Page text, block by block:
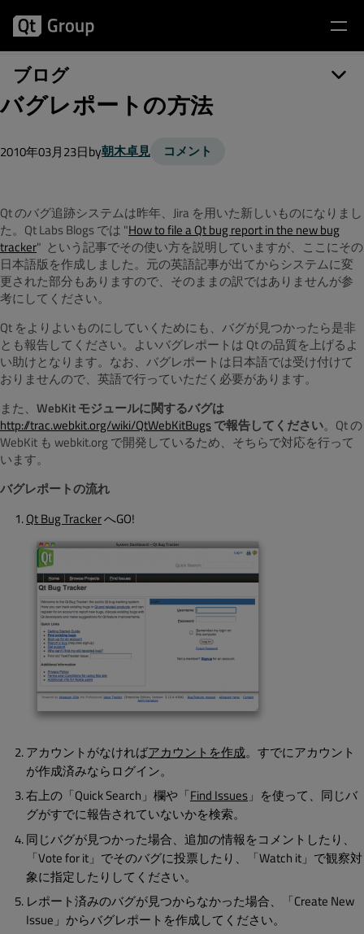
ブログ
バグレポートの方法
2010年03月23日by朝木卓見 コメント
Qt のバグ追跡システムは昨年、Jira を用いた新しいものになりまし
た。Qt Labs Blogs では "How to file a Qt bug report in the new bug
tracker" という記事でその使い方を説明していますが、ここにその
日本語版を作成しました。元の英語記事が出てからシステムに変
更された部分もありますので、そのままの訳ではありませんが参
考にしてください。
Qt をよりよいものにしていくためにも、バグが見つかったら是非
とも報告してください。よいバグレポートは Qt の品質を上げるよ
い助けとなります。なお、バグレポートは日本語では受け付けて
おりませんので、英語で行っていただく必要があります。
また、 WebKit モジュールに関するバグは
http://trac.webkit.org/wiki/QtWebKitBugsで報告してください。Qt の
WebKit も webkit.org で開発しているため、そちらで対応を行って
います。
バグレポートの流れ
Qt Bug TrackerへGO!
アカウントがなければアカウントを作成。すでにアカウント
が作成済みならログイン。
右上の「Quick Search」欄や「Find Issues 」を使って、同じバ
グがすでに報告されていないかを検索。
同じバグが見つかった場合、追加の情報をコメントしたり、
「Vote for it」でそのバグに投票したり、「Watch it」で観察対
象に指定したりしてください。
レポート済みのバグが見つからなかった場合、「Create New
Issue」からバグレポートを作成してください。